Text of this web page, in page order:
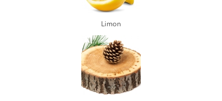
Limon